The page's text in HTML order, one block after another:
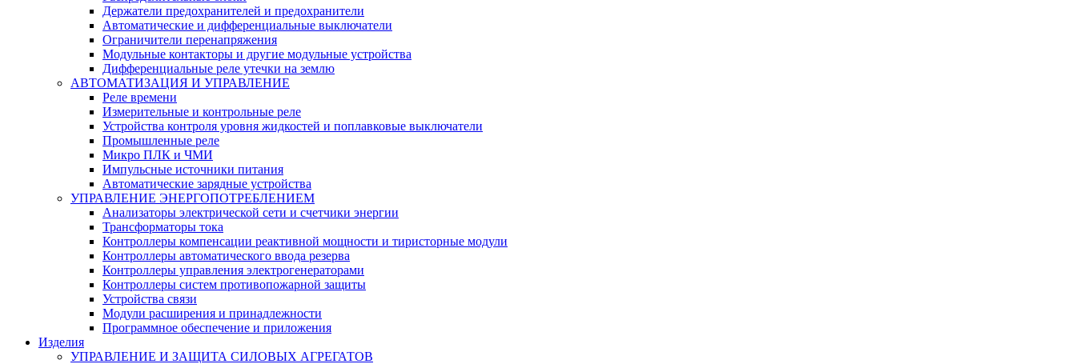
Держатели предохранителей и предохранители
Автоматические и дифференциальные выключатели
Ограничители перенапряжения
Модульные контакторы и другие модульные устройства
Дифференциальные реле утечки на землю
АВТОМАТИЗАЦИЯ И УПРАВЛЕНИЕ
Реле времени
Измерительные и контрольные реле
Устройства контроля уровня жидкостей и поплавковые выключатели
Промышленные реле
Микро ПЛК и ЧМИ
Импульсные источники питания
Автоматические зарядные устройства
УПРАВЛЕНИЕ ЭНЕРГОПОТРЕБЛЕНИЕМ
Анализаторы электрической сети и счетчики энергии
Трансформаторы тока
Контроллеры компенсации реактивной мощности и тиристорные модули
Контроллеры автоматического ввода резерва
Контроллеры управления электрогенераторами
Контроллеры систем противопожарной защиты
Устройства связи
Модули расширения и принадлежности
Программное обеспечение и приложения
Изделия
УПРАВЛЕНИЕ И ЗАЩИТА СИЛОВЫХ АГРЕГАТОВ